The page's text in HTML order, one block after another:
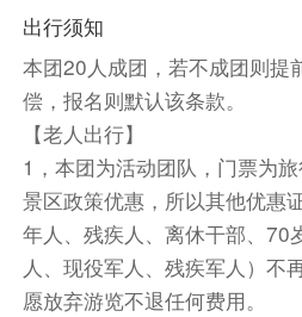
出行须知
本团20人成团，若不成团则提
偿，报名则默认该条款。
【老人出行】
1，本团为活动团队，门票为
景区政策优惠，所以其他优惠
年人、残疾人、离休干部、70
人、现役军人、残疾军人）不
愿放弃游览不退任何费用。